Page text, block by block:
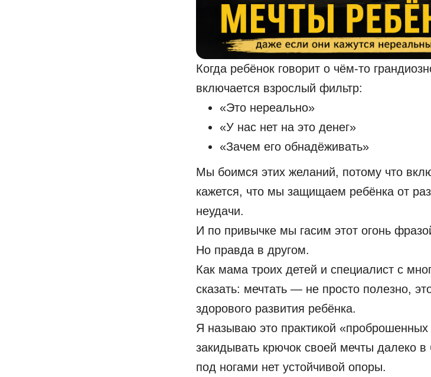
Когда ребёнок говорит о чём-то
включается взрослый фильтр:
«Это нереально»
«У нас нет на это денег»
«Зачем его обнадёживать»
Мы боимся этих желаний, потому что
кажется, что мы защищаем ребёнка от
неудачи.
И по привычке мы гасим этот огонь
Но правда в другом.
Как мама троих детей и специалист с
сказать: мечтать — не просто полезно,
здорового развития ребёнка.
Я называю это практикой
закидывать крючок своей мечты далеко
под ногами нет устойчивой опоры.